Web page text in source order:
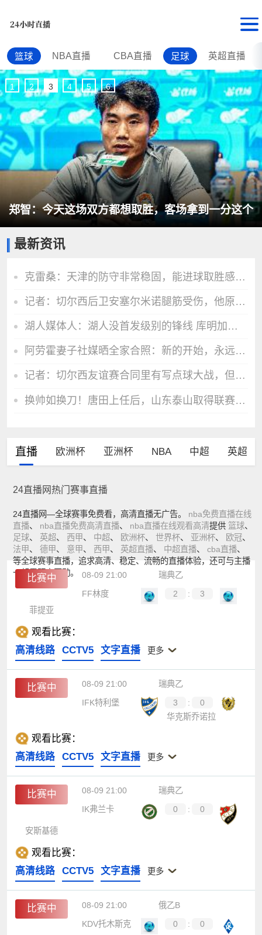
篮球 NBA直播 CBA直播 足球 英超直播
郑智：今天这场双方都想取胜，客场拿到一分这个
1 2 3 4 5 6
最新资讯
克雷桑：天津的防守非常稳固，能进球取胜感谢大家努力和球迷支持
记者：切尔西后卫安塞尔米诺腿筋受伤，他原本被认为会被外租
湖人媒体人：湖人没首发级别的锋线 库明加未成型&其运动天赋顶尖
阿劳霍妻子社媒晒全家合照：新的开始，永远与他携手同行❤️
记者：切尔西友谊赛合同里有写点球大战，但对方球员离场了
换帅如换刀！唐田上任后，山东泰山取得联赛两连胜
直播 欧洲杯 亚洲杯 NBA 中超 英超
24直播网热门赛事直播
24直播网—全球赛事免费看，高清直播无广告。 nba免费直播在线
直播、 nba直播免费高清直播、 nba直播在线观看高清提供 篮球、
足球、 英超、 西甲、 中超、 欧洲杯、 世界杯、 亚洲杯、 欧冠、
法甲、 德甲、 意甲、 西甲、 英超直播、 中超直播、 cba直播、
等全球赛事直播，追求高清、稳定、流畅的直播体验，还可与主播
一起零距离互动。
比赛中 08-09 21:00
瑞典乙
FF林度
2 :
3
菲提亚
观看比赛：
高清线路
CCTV5 文字直播 更多
比赛中 08-09 21:00
瑞典乙
IFK特利堡
3 :
0
华克斯乔诺拉
观看比赛：
高清线路
CCTV5 文字直播 更多
比赛中 08-09 21:00
瑞典乙
IK弗兰卡
0 : 0
安斯基德
观看比赛：
高清线路
CCTV5 文字直播 更多
比赛中 08-09 21:00
俄乙B
KDV托木斯克
0 :
0